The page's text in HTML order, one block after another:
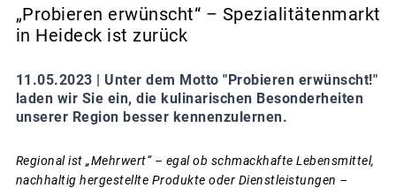
„Probieren erwünscht“ – Spezialitätenmarkt
in Heideck ist zurück
11.05.2023 | Unter dem Motto "Probieren erwünscht!"
laden wir Sie ein, die kulinarischen Besonderheiten
unserer Region besser kennenzulernen.
Regional ist „Mehrwert“ – egal ob schmackhafte Lebensmittel,
nachhaltig hergestellte Produkte oder Dienstleistungen –